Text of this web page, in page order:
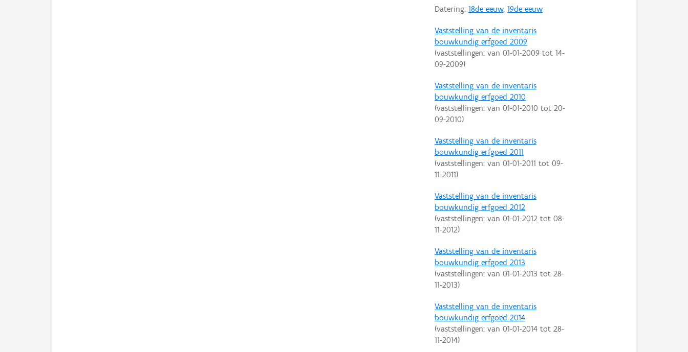
Datering: 18de eeuw, 19de eeuw
Vaststelling van de inventaris
bouwkundig erfgoed 2009
(vaststellingen: van 01-01-2009 tot 14-
09-2009)
Vaststelling van de inventaris
bouwkundig erfgoed 2010
(vaststellingen: van 01-01-2010 tot 20-
09-2010)
Vaststelling van de inventaris
bouwkundig erfgoed 2011
(vaststellingen: van 01-01-2011 tot 09-
11-2011)
Vaststelling van de inventaris
bouwkundig erfgoed 2012
(vaststellingen: van 01-01-2012tot 08-
11-2012)
Vaststelling van de inventaris
bouwkundig erfgoed 2013
(vaststellingen: van 01-01-2013 tot 28-
11-2013)
Vaststelling van de inventaris
bouwkundig erfgoed 2014
(vaststellingen: van 01-01-2014tot 28-
11-2014)